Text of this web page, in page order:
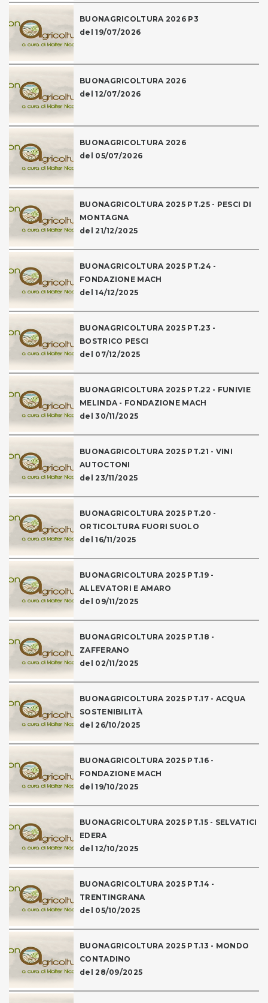
BUONAGRICOLTURA 2026 P3
del 19/07/2026
BUONAGRICOLTURA 2026
del 12/07/2026
BUONAGRICOLTURA 2026
del 05/07/2026
BUONAGRICOLTURA 2025 PT.25 - PESCI DI
MONTAGNA
del 21/12/2025
BUONAGRICOLTURA 2025 PT.24 -
FONDAZIONE MACH
del 14/12/2025
BUONAGRICOLTURA 2025 PT.23 -
BOSTRICO PESCI
del 07/12/2025
BUONAGRICOLTURA 2025 PT.22 - FUNIVIE
MELINDA - FONDAZIONE MACH
del 30/11/2025
BUONAGRICOLTURA 2025 PT.21 - VINI
AUTOCTONI
del 23/11/2025
BUONAGRICOLTURA 2025 PT.20 -
ORTICOLTURA FUORI SUOLO
del 16/11/2025
BUONAGRICOLTURA 2025 PT.19 -
ALLEVATORI E AMARO
del 09/11/2025
BUONAGRICOLTURA 2025 PT.18 -
ZAFFERANO
del 02/11/2025
BUONAGRICOLTURA 2025 PT.17 - ACQUA
SOSTENIBILITÀ
del 26/10/2025
BUONAGRICOLTURA 2025 PT.16 -
FONDAZIONE MACH
del 19/10/2025
BUONAGRICOLTURA 2025 PT.15 - SELVATICI
EDERA
del 12/10/2025
BUONAGRICOLTURA 2025 PT.14 -
TRENTINGRANA
del 05/10/2025
BUONAGRICOLTURA 2025 PT.13 - MONDO
CONTADINO
del 28/09/2025